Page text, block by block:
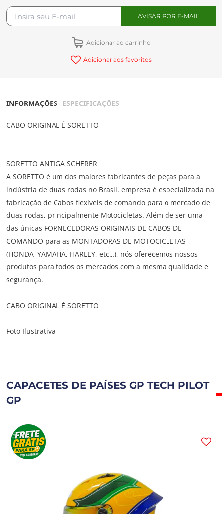
Adicionar ao carrinho
Adicionar aos favoritos
INFORMAÇÕES ESPECIFICAÇÕES
CABO ORIGINAL É SORETTO
SORETTO ANTIGA SCHERER
A SORETTO é um dos maiores fabricantes de peças para a
indústria de duas rodas no Brasil. empresa é especializada na
fabricação de Cabos flexíveis de comando para o mercado de
duas rodas, principalmente Motocicletas. Além de ser uma
das únicas FORNECEDORAS ORIGINAIS DE CABOS DE
COMANDO para as MONTADORAS DE MOTOCICLETAS
(HONDA–YAMAHA, HARLEY, etc…), nós oferecemos nossos
produtos para todos os mercados com a mesma qualidade e
segurança.
CABO ORIGINAL É SORETTO
Foto Ilustrativa
CAPACETES DE PAÍSES GP TECH PILOT
GP